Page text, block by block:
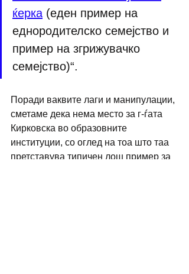
ќерка (еден пример на
еднородителско семејство и
пример на згрижувачко
семејство)“.
Поради ваквите лаги и манипулации,
сметаме дека нема место за г-ѓата
Кирковска во образовните
институции, со оглед на тоа што таа
претставува типичен лош пример за